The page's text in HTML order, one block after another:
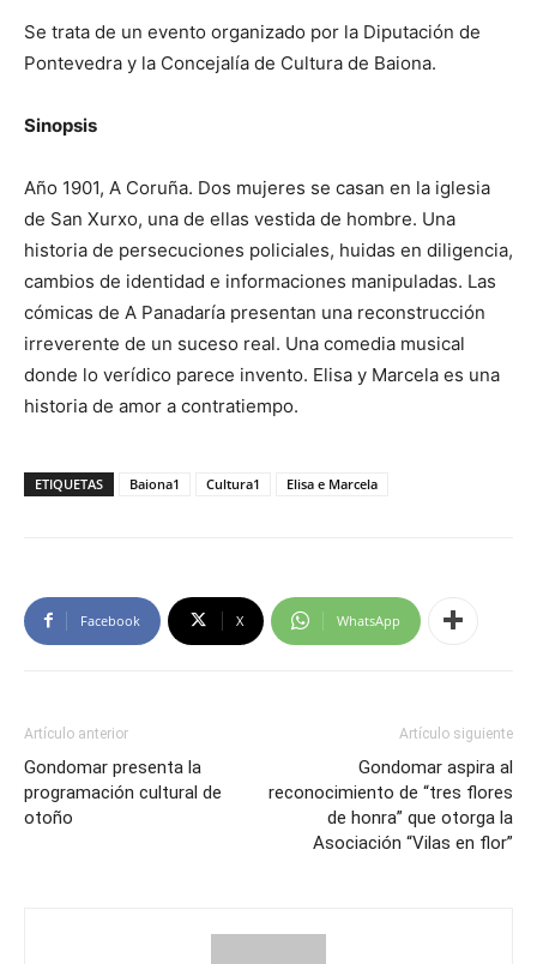
Se trata de un evento organizado por la Diputación de
Pontevedra y la Concejalía de Cultura de Baiona.
Sinopsis
Año 1901, A Coruña. Dos mujeres se casan en la iglesia
de San Xurxo, una de ellas vestida de hombre. Una
historia de persecuciones policiales, huidas en diligencia,
cambios de identidad e informaciones manipuladas. Las
cómicas de A Panadaría presentan una reconstrucción
irreverente de un suceso real. Una comedia musical
donde lo verídico parece invento. Elisa y Marcela es una
historia de amor a contratiempo.
ETIQUETAS Baiona1 Cultura1 Elisa e Marcela
Facebook X WhatsApp
Artículo anterior
Gondomar presenta la
programación cultural de
otoño
Artículo siguiente
Gondomar aspira al
reconocimiento de “tres flores
de honra” que otorga la
Asociación “Vilas en flor”